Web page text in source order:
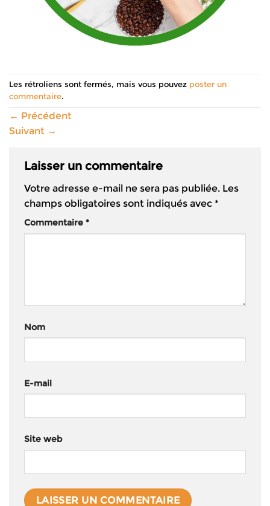
Les rétroliens sont fermés, mais vous pouvez poster un
commentaire.
← Précédent
Suivant →
Laisser un commentaire
Votre adresse e-mail ne sera pas publiée. Les
champs obligatoires sont indiqués avec *
Commentaire *
Nom
E-mail
Site web